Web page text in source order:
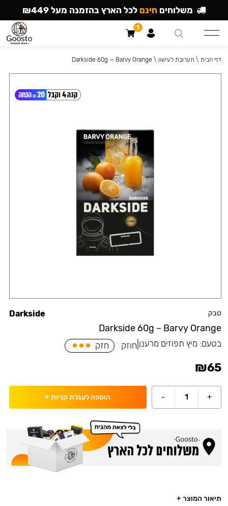
טבק
Darkside 60g – Barvy Orange
Darkside
בטעם: מיץ תפוזים מרענן חוזק חזק
₪65
+
1
- הוספה לעגלת קניות +
דף הבית \ תערובת לעישון \
Darkside 60g — Barvy Orange
תיאור המוצר +
משלוחים חינם לכל הארץ בהזמנה מעל ₪449
1